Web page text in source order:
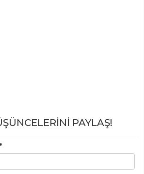
PAYLAŞ!